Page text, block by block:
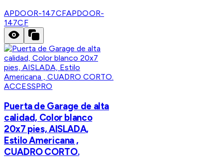
APDOOR-147CFAPDOOR-
147CF
ACCESSPRO
Puerta de Garage de alta
calidad, Color blanco
20x7 pies, AISLADA,
Estilo Americana ,
CUADRO CORTO.